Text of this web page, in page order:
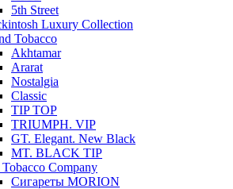
5th Street
Luxury Collection
Tobacco
Akhtamar
Ararat
Nostalgia
Classic
TIP TOP
TRIUMPH. VIP
GT. Elegant. New Black
MT. BLACK TIP
Company
Сигареты MORION